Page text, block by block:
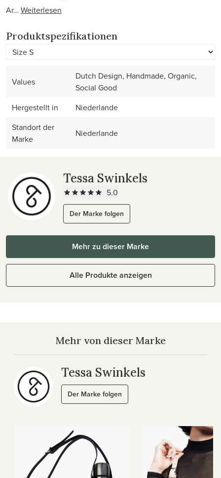
Ar… Weiterlesen
Produktspezifikationen
Values
Dutch Design, Handmade, Organic,
Social Good
Hergestellt in
Niederlande
Standort der
Marke
Niederlande
Tessa Swinkels
5.0
Der Marke folgen
Mehr zu dieser Marke
Alle Produkte anzeigen
Mehr von dieser Marke
Tessa Swinkels
Der Marke folgen